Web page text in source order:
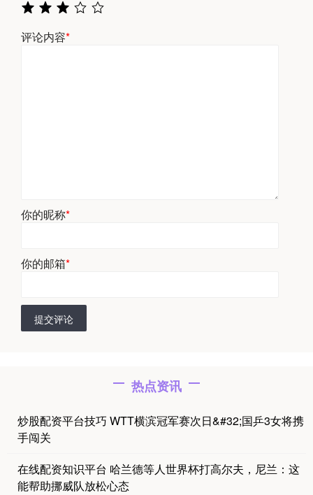
评论内容*
你的昵称*
你的邮箱*
提交评论
热点资讯
炒股配资平台技巧 WTT横滨冠军赛次日&#32;国乒3女将携
手闯关
在线配资知识平台 哈兰德等人世界杯打高尔夫，尼兰：这
能帮助挪威队放松心态